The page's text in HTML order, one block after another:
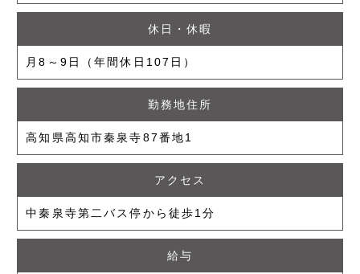
休日・休暇
月8～9日（年間休日107日）
勤務地住所
高知県高知市秦泉寺87番地1
アクセス
中秦泉寺第二バス停から徒歩1分
給与